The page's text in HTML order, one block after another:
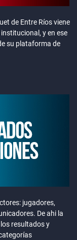
de Entre Ríos viene
y en ese
su plataforma de
jugadores,
De ahi la
resultados y